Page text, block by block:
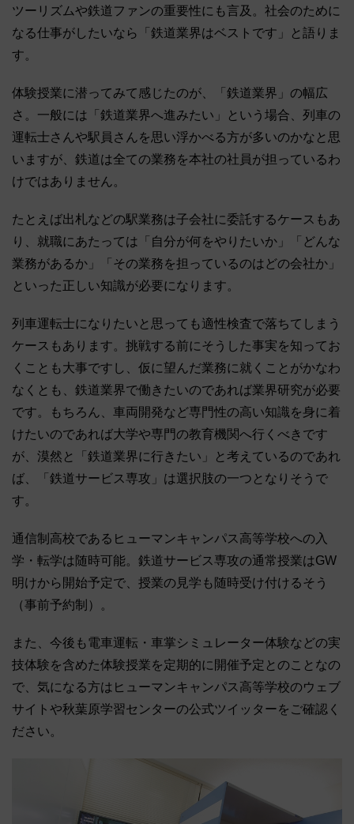
ツーリズムや鉄道ファンの重要性にも言及。社会のために
なる仕事がしたいなら「鉄道業界はベストです」と語りま
す。
体験授業に潜ってみて感じたのが、「鉄道業界」の幅広
さ。一般には「鉄道業界へ進みたい」という場合、列車の
運転士さんや駅員さんを思い浮かべる方が多いのかなと思
いますが、鉄道は全ての業務を本社の社員が担っているわ
けではありません。
たとえば出札などの駅業務は子会社に委託するケースもあ
り、就職にあたっては「自分が何をやりたいか」「どんな
業務があるか」「その業務を担っているのはどの会社か」
といった正しい知識が必要になります。
列車運転士になりたいと思っても適性検査で落ちてしまう
ケースもあります。挑戦する前にそうした事実を知ってお
くことも大事ですし、仮に望んだ業務に就くことがかなわ
なくとも、鉄道業界で働きたいのであれば業界研究が必要
です。もちろん、車両開発など専門性の高い知識を身に着
けたいのであれば大学や専門の教育機関へ行くべきです
が、漠然と「鉄道業界に行きたい」と考えているのであれ
ば、「鉄道サービス専攻」は選択肢の一つとなりそうで
す。
通信制高校であるヒューマンキャンパス高等学校への入
学・転学は随時可能。鉄道サービス専攻の通常授業はGW
明けから開始予定で、授業の見学も随時受け付けるそう
（事前予約制）。
また、今後も電車運転・車掌シミュレーター体験などの実
技体験を含めた体験授業を定期的に開催予定とのことなの
で、気になる方はヒューマンキャンパス高等学校のウェブ
サイトや秋葉原学習センターの公式ツイッターをご確認く
ださい。